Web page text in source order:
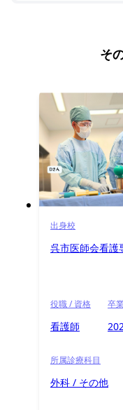
そ
出身校
呉市医師会看護
役職 / 資格
看護師
卒
所属診療科目
外科 / その他